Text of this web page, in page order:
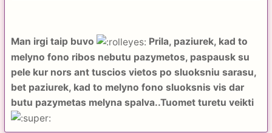
Man irgi taip buvo
Prila, paziurek, kad to
melyno fono ribos nebutu pazymetos, paspausk su
pele kur nors ant tuscios vietos po sluoksniu sarasu,
bet paziurek, kad to melyno fono sluoksnis vis dar
butu pazymetas melyna spalva..Tuomet turetu veikti